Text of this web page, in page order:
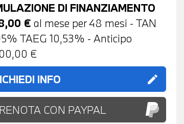
DI FINANZIAMENTO
€ al mese per48 mesi - TAN
TAEG 10,53% - Anticipo
€
INFO
edit
CON PAYPAL